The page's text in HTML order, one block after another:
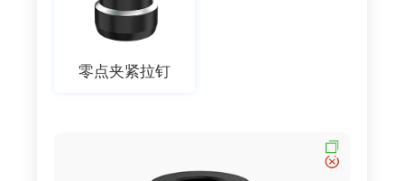
零点夹紧拉钉